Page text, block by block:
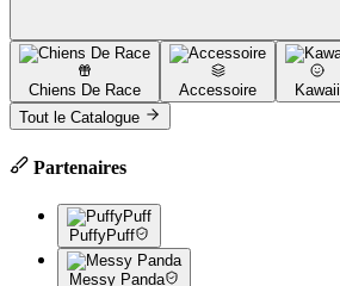
Chiens De Race Accessoire Kawaii
Tout le Catalogue
Partenaires
PuffyPuff
Messy Panda